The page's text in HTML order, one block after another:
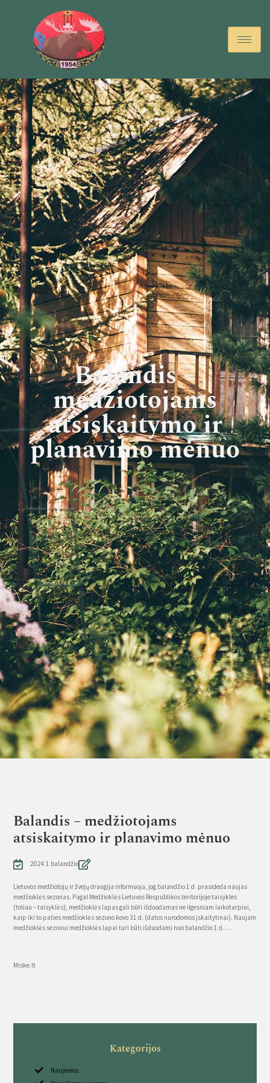
Balandis –
medžiotojams
atsiskaitymo ir
planavimo mėnuo
Balandis – medžiotojams
atsiskaitymo ir planavimo mėnuo
2024 1 balandžio
Lietuvos medžiotojų ir žvejų draugija informuoja, jog balandžio 1 d. prasideda naujas
medžioklės sezonas. Pagal Medžioklės Lietuvos Respublikos teritorijoje taisykles
(toliau – taisyklės), medžioklės lapas gali būti išduodamas ne ilgesniam laikotarpiui,
kaip iki to paties medžioklės sezono kovo 31 d. (datos nurodomos įskaitytinai). Naujam
medžioklės sezonui medžioklės lapai turi būti išduodami nuo balandžio 1 d.…
Miske.lt
Kategorijos
Naujienos